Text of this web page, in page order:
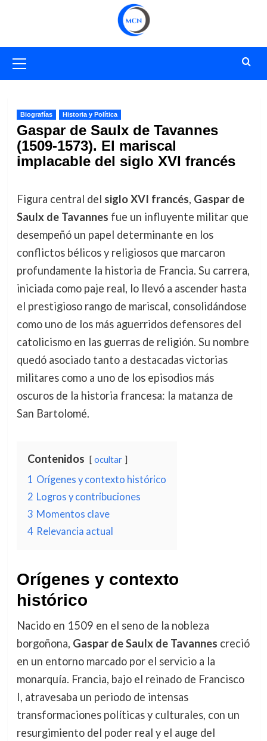
primario
Biografías Historia y Política
Gaspar de Saulx de Tavannes
(1509-1573). El mariscal
implacable del siglo XVI francés
Figura central del siglo XVI francés, Gaspar de
Saulx de Tavannes fue un influyente militar que
desempeñó un papel determinante en los
conflictos bélicos y religiosos que marcaron
profundamente la historia de Francia. Su carrera,
iniciada como paje real, lo llevó a ascender hasta
el prestigioso rango de mariscal, consolidándose
como uno de los más aguerridos defensores del
catolicismo en las guerras de religión. Su nombre
quedó asociado tanto a destacadas victorias
militares como a uno de los episodios más
oscuros de la historia francesa: la matanza de
San Bartolomé.
Contenidos ocultar
1 Orígenes y contexto histórico
2 Logros y contribuciones
3 Momentos clave
4 Relevancia actual
Orígenes y contexto
histórico
Nacido en 1509 en el seno de la nobleza
borgoñona, Gaspar de Saulx de Tavannes creció
en un entorno marcado por el servicio a la
monarquía. Francia, bajo el reinado de Francisco
I, atravesaba un periodo de intensas
transformaciones políticas y culturales, con un
resurgimiento del poder real y el auge del